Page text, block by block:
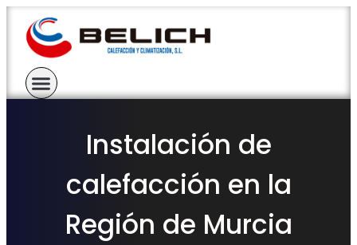
Instalación de
calefacción en la
Región de Murcia